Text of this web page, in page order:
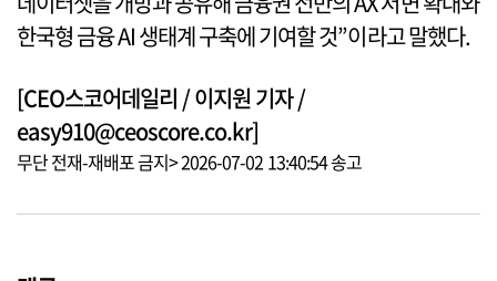
한국형 금융 AI 생태계 구축에 기여할 것”이라고 말했다.
[CEO스코어데일리 / 이지원 기자 /
easy910@ceoscore.co.kr]
무단 전재-재배포 금지> 2026-07-02 13:40:54 송고